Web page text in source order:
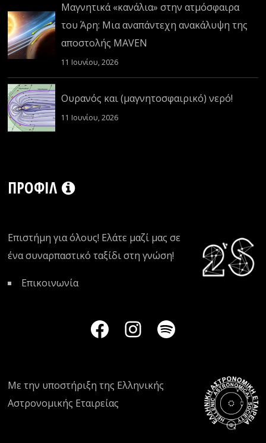
Μαγνητικά «κανάλια» στην ατμόσφαιρα
του Άρη: Μια αναπάντεχη ανακάλυψη της
αποστολής MAVEN
11 Ιουνίου, 2026
Ουρανός και (μαγνητοσφαιρικό) νερό!
11 Ιουνίου, 2026
ΠΡΟΦΊΛ
Επιστήμη για όλους! Ελάτε μαζί μας σε
ένα συναρπαστικό ταξίδι στη γνώση!
Επικοινωνία
Με την υποστήριξη της Ελληνικής
Αστρονομικής Εταιρείας